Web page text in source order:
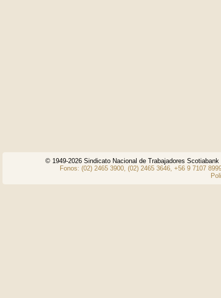
© 1949-2026 Sindicato Nacional de Trabajadores
Fonos: (02) 2465 3900, (02) 2465 3646, +56 9 7107